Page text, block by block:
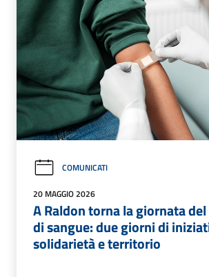
COMUNICATI
20 MAGGIO 2026
A Raldon torna la giornata
di sangue: due giorni di
solidarietà e territorio